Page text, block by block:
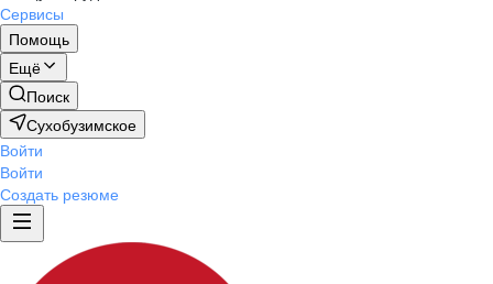
Сервисы
Помощь
Ещё
Поиск
Сухобузимское
Войти
Войти
Создать резюме